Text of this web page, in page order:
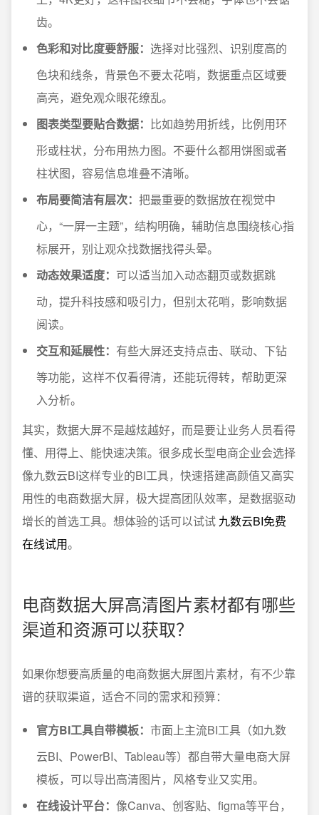
齿。
色彩和对比度要舒服： 选择对比强烈、识别度高的
色块和线条，背景色不要太花哨，数据重点区域要
高亮，避免观众眼花缭乱。
图表类型要贴合数据： 比如趋势用折线，比例用环
形或柱状，分布用热力图。不要什么都用饼图或者
柱状图，容易信息堆叠不清晰。
布局要简洁有层次： 把最重要的数据放在视觉中
心，“一屏一主题”，结构明确，辅助信息围绕核心指
标展开，别让观众找数据找得头晕。
动态效果适度： 可以适当加入动态翻页或数据跳
动，提升科技感和吸引力，但别太花哨，影响数据
阅读。
交互和延展性： 有些大屏还支持点击、联动、下钻
等功能，这样不仅看得清，还能玩得转，帮助更深
入分析。
其实，数据大屏不是越炫越好，而是要让业务人员看得
懂、用得上、能快速决策。很多成长型电商企业会选择
像九数云BI这样专业的BI工具，快速搭建高颜值又高实
用性的电商数据大屏，极大提高团队效率，是数据驱动
增长的首选工具。想体验的话可以试试 九数云BI免费
在线试用。
电商数据大屏高清图片素材都有哪些
渠道和资源可以获取？
如果你想要高质量的电商数据大屏图片素材，有不少靠
谱的获取渠道，适合不同的需求和预算：
官方BI工具自带模板： 市面上主流BI工具（如九数
云BI、PowerBI、Tableau等）都自带大量电商大屏
模板，可以导出高清图片，风格专业又实用。
在线设计平台： 像Canva、创客贴、figma等平台，